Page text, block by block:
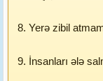
8. Yerə zibil
9. İnsanları ələ